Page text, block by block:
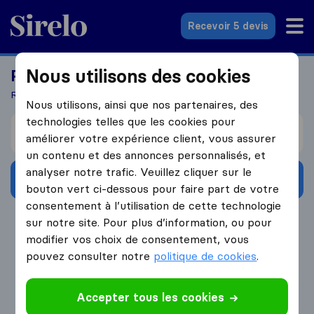
Sirelo.fr
Recevoir 5 devis
Prêts à déménager à l'étranger?
Recevez 5 devis en seulement 3 étapes
Je déménage de
Obtenir devis gratuits
4.3 793 Avis Google
Nous utilisons des cookies
Nous utilisons, ainsi que nos partenaires, des
technologies telles que les cookies pour
améliorer votre expérience client, vous assurer
un contenu et des annonces personnalisés, et
analyser notre trafic. Veuillez cliquer sur le
bouton vert ci-dessous pour faire part de votre
consentement à l’utilisation de cette technologie
sur notre site. Pour plus d’information, ou pour
modifier vos choix de consentement, vous
pouvez consulter notre politique de cookies.
Accepter tous les cookies